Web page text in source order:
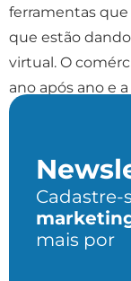
ferramentas
que estão
virtual. O
ano após ano e
de águas. Por
Cadastre-
mais por